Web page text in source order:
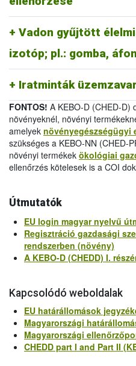
Vadon gyűjtött
izotóp; pl.: gomba,
Iratminták
melléklet/
IV.
-Egészségügyi
- Vizsgálati jelentés 2011/
melléklet/Analytical
FONTOS! A KEBO-D (CHED-D)
növényeknél, növényi
amelyek növényegészségügyi
szükséges a KEBO-NN (CHED-
növényi termékek ökológiai
ellenőrzés kötelesek is a COI
Útmutatók
EU login magyar nyelvű
Regisztráció gazdasági
rendszerben (növény)
A KEBO-D (CHEDD) I.
Kapcsolódó weboldalak
EU határállomások
Magyarországi
Magyarországi
CHEDD part I and Part II